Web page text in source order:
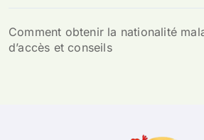
Comment obtenir la nationalité
d’accès et conseils